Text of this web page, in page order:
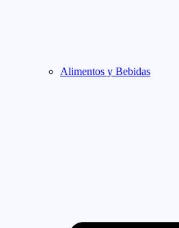
Alimentos y Bebidas